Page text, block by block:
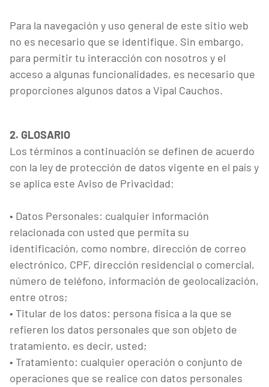
Para la navegación y uso general de este sitio web
no es necesario que se identifique. Sin embargo,
para permitir tu interacción con nosotros y el
acceso a algunas funcionalidades, es necesario que
proporciones algunos datos a Vipal Cauchos.
2. GLOSARIO
Los términos a continuación se definen de acuerdo
con la ley de protección de datos vigente en el país y
se aplica este Aviso de Privacidad:
• Datos Personales: cualquier información
relacionada con usted que permita su
identificación, como nombre, dirección de correo
electrónico, CPF, dirección residencial o comercial,
número de teléfono, información de geolocalización,
entre otros;
• Titular de los datos: persona física a la que se
refieren los datos personales que son objeto de
tratamiento, es decir, usted;
• Tratamiento: cualquier operación o conjunto de
operaciones que se realice con datos personales